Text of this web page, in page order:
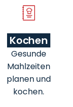
Kochen
Gesunde
Mahlzeiten
planen und
kochen.